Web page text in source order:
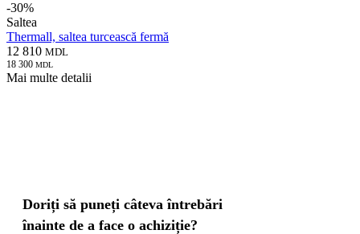
-30%
Saltea
Thermall, saltea turcească fermă
12 810 MDL
18 300 MDL
Mai multe detalii
Doriți să puneți câteva întrebări
înainte de a face o achiziție?